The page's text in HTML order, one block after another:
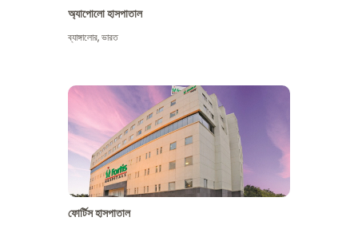
অ্যাপোলো হাসপাতাল
ব্যাঙ্গালোর,ভারত
ফোর্টিস হাসপাতাল